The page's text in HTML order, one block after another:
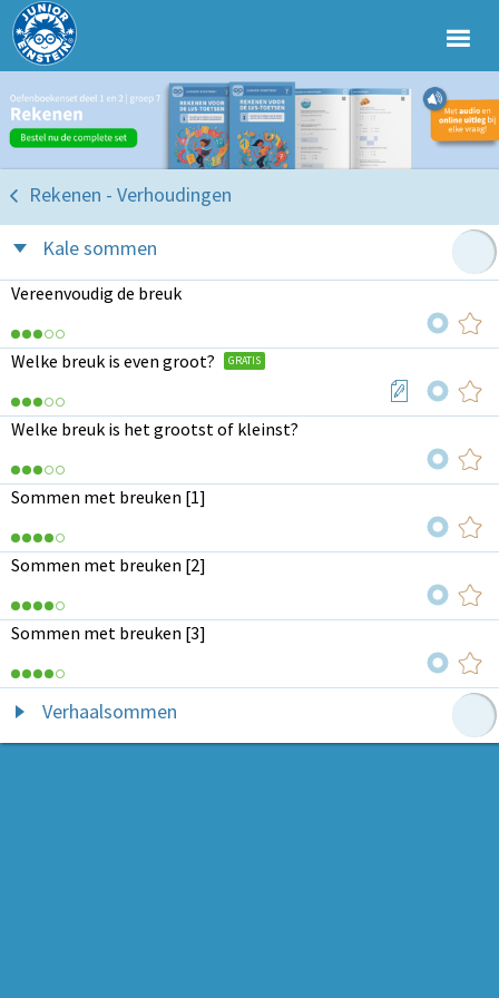
Rekenen - Verhoudingen
Kale sommen
Vereenvoudig de breuk
Welke breuk is even groot? GRATIS
Welke breuk is het grootst of kleinst?
Sommen met breuken [1]
Sommen met breuken [2]
Sommen met breuken [3]
Verhaalsommen